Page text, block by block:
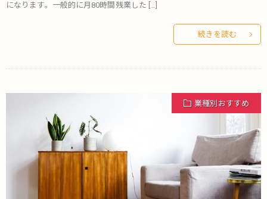
になります。一般的に月80時間残業した […]
続きを読む
業種別おすすめ